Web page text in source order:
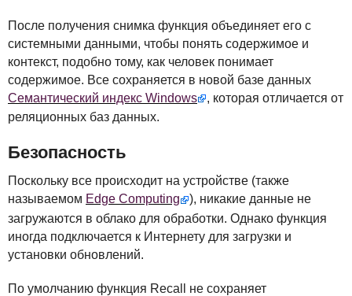
После получения снимка функция объединяет его с
системными данными, чтобы понять содержимое и
контекст, подобно тому, как человек понимает
содержимое. Все сохраняется в новой базе данных
Семантический индекс Windows
, которая отличается от
реляционных баз данных.
Безопасность
Поскольку все происходит на устройстве (также
называемом Edge Computing
), никакие данные не
загружаются в облако для обработки. Однако функция
иногда подключается к Интернету для загрузки и
установки обновлений.
По умолчанию функция Recall не сохраняет